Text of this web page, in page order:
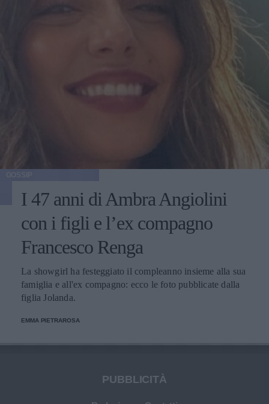
I 47 anni di Ambra Angiolini
con i figli e l’ex compagno
Francesco Renga
La showgirl ha festeggiato il compleanno insieme alla sua
famiglia e all'ex compagno: ecco le foto pubblicate dalla
figlia Jolanda.
EMMA PIETRAROSA
PUBBLICITÀ